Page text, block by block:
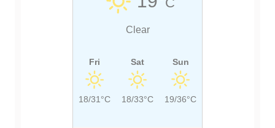
Clear
Fri
18/31°C
Sat
18/33°C
Sun
19/36°C